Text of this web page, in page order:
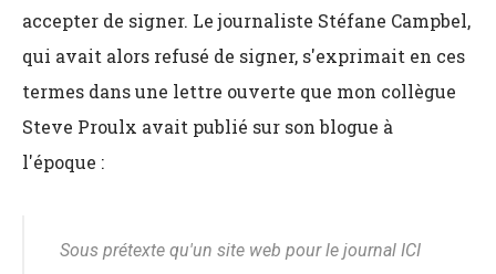
accepter de signer. Le journaliste Stéfane Campbel,
qui avait alors refusé de signer, s'exprimait en ces
termes dans une lettre ouverte que mon collègue
Steve Proulx avait publié sur son blogue à
l'époque :
Sous prétexte qu'un site web pour le journal ICI